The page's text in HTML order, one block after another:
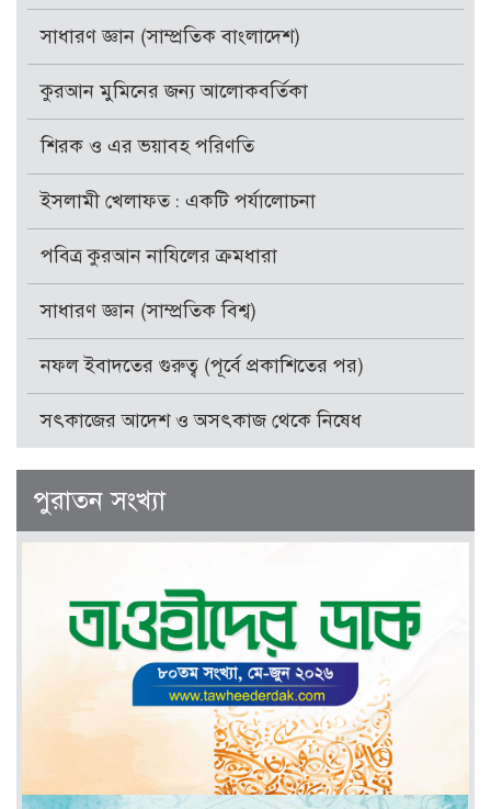
সাধারণ জ্ঞান (সাম্প্রতিক বাংলাদেশ)
কুরআন মুমিনের জন্য আলোকবর্তিকা
শিরক ও এর ভয়াবহ পরিণতি
ইসলামী খেলাফত : একটি পর্যালোচনা
পবিত্র কুরআন নাযিলের ক্রমধারা
সাধারণ জ্ঞান (সাম্প্রতিক বিশ্ব)
নফল ইবাদতের গুরুত্ব (পূর্বে প্রকাশিতের পর)
সৎকাজের আদেশ ও অসৎকাজ থেকে নিষেধ
পুরাতন সংখ্যা